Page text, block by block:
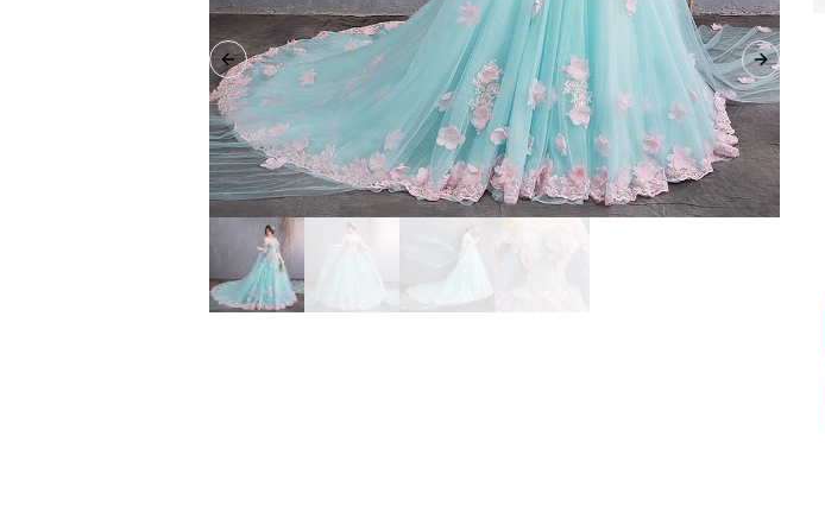
Previous slide Next slide